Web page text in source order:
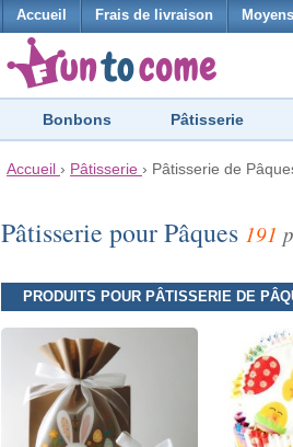
Accueil Frais de livraison
Bonbons Pâtisserie
Accueil › Pâtisserie › Pâtisserie de
Pâtisserie pour Pâques 191
PRODUITS POUR PÂTISSERIE DE